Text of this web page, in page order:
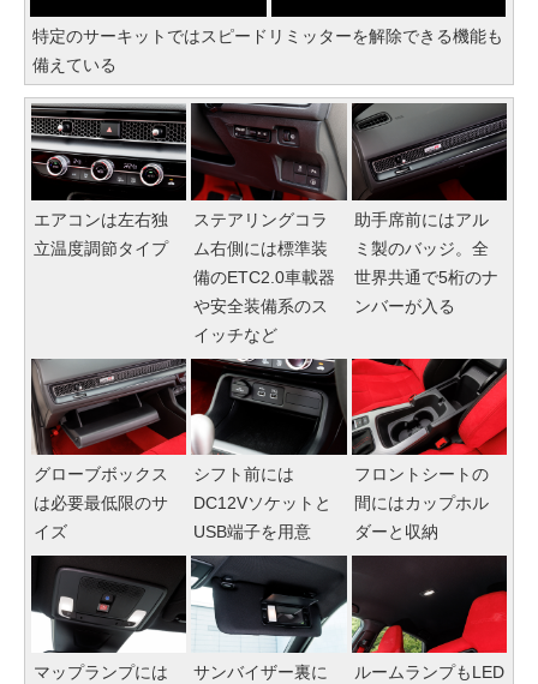
特定のサーキットではスピードリミッターを解除できる機能も
備えている
エアコンは左右独
立温度調節タイプ
ステアリングコラ
ム右側には標準装
備のETC2.0車載器
や安全装備系のス
イッチなど
助手席前にはアル
ミ製のバッジ。全
世界共通で5桁のナ
ンバーが入る
グローブボックス
は必要最低限のサ
イズ
シフト前には
DC12Vソケットと
USB端子を用意
フロントシートの
間にはカップホル
ダーと収納
マップランプには
サンバイザー裏に
ルームランプもLED